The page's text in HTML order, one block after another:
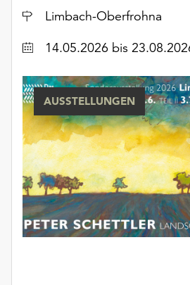
oder
Impressum
Ort
Limbach-Oberfrohna
Datum14.05.2026 bis
AUSSTELLUNGEN